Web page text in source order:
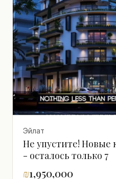
Эйлат
Не упустите! Новые
- осталось только 7
₪1,950,000